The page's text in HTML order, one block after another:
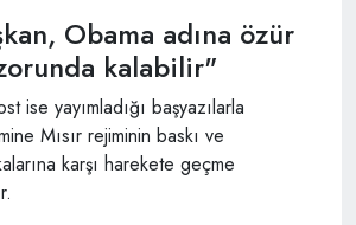
Obama adına özür
kalabilir"
ise yayımladığı başyazılarla
Mısır rejiminin baskı ve
karşı harekete geçme